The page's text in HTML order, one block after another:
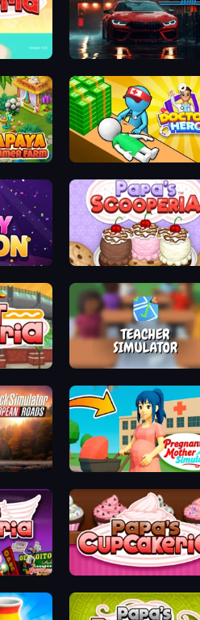
Driving School Simulator
Doctor Hero
Papa's Scooperia
Teacher Simulator
Truck Simulator: European Roads Pregnant Mother Simulator
Papas Cupcakeria